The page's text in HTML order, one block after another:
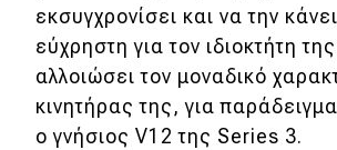
Ασφάλεια
Αγορά
Απόψεις
εκσυγχρονίσει και να την
εύχρηστη για τον ιδιοκτήτη
αλλοιώσει τον μοναδικό
κινητήρας της, για
ο γνήσιος V12 της Series 3.